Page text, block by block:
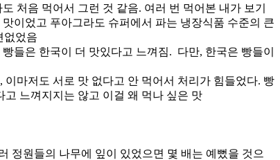
처음 먹어서 그런 것 같음. 여러 번 먹어본 내가 보기
이었고 푸아그라도 슈퍼에서 파는 냉장식품 수준의 큰
없었음
들은 한국이 더 맛있다고 느껴짐. 다만, 한국은 빵들이
마저도 서로 맛 없다고 안 먹어서 처리가 힘들었다. 빵
느껴지지는 않고 이걸 왜 먹나 싶은 맛
정원들의 나무에 잎이 있었으면 몇 배는 예뻤을 것으